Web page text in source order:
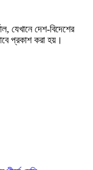
যেখানে দেশ-বিদেশের
প্রকাশ করা হয়।